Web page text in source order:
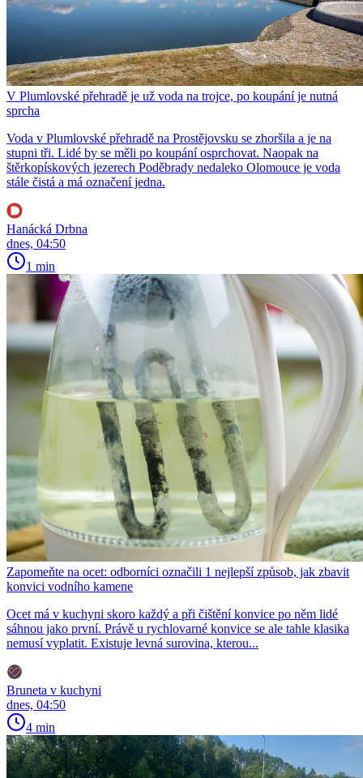
V Plumlovské přehradě je už voda na trojce, po koupání je nutná
sprcha
Voda v Plumlovské přehradě na Prostějovsku se zhoršila a je na
stupni tři. Lidé by se měli po koupání osprchovat. Naopak na
štěrkopískových jezerech Poděbrady nedaleko Olomouce je voda
stále čistá a má označení jedna.
Hanácká Drbna
dnes, 04:50
1 min
Zapomeňte na ocet: odborníci označili 1 nejlepší způsob, jak zbavit
konvici vodního kamene
Ocet má v kuchyni skoro každý a při čištění konvice po něm lidé
sáhnou jako první. Právě u rychlovarné konvice se ale tahle klasika
nemusí vyplatit. Existuje levná surovina, kterou...
Bruneta v kuchyni
dnes, 04:50
4 min